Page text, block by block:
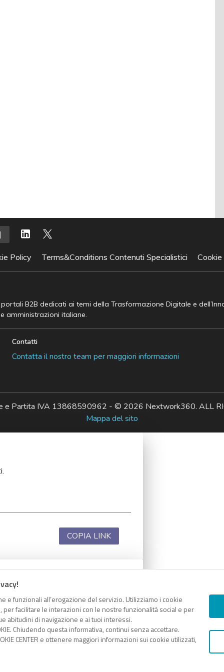
e funzionali all’erogazione del servizio. Utilizziamo i cookie
facilitare le interazioni con le nostre funzionalità social e per
abitudini di navigazione e ai tuoi interessi.
Chiudendo questa informativa, continui senza accettare.
CENTER e ottenere maggiori informazioni sui cookie utilizzati,
Policy Terms&Conditions Contenuti Specialistici
B2B dedicati ai temi della Trasformazione Digitale e
amministrazioni italiane.
Contatti
Contatta il nostro team per maggiori informazioni
e Partita IVA 13868590962 - © 2026 Nextwork360. ALL
Mappa del sito
COPIA LINK